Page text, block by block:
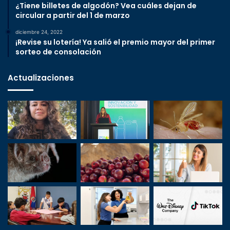
¿Tiene billetes de algodón? Vea cuáles dejan de
circular a partir del 1 de marzo
diciembre 24, 2022
¡Revise su lotería! Ya salió el premio mayor del primer
sorteo de consolación
Actualizaciones